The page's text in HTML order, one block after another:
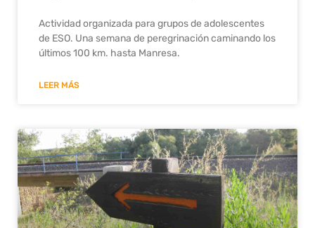
Actividad organizada para grupos de adolescentes
de ESO. Una semana de peregrinación caminando los
últimos 100 km. hasta Manresa.
LEER MÁS